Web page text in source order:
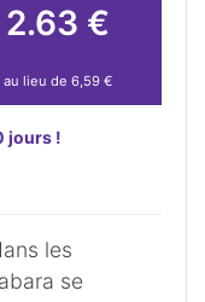
2.63 €
au lieu de 6,59 €
jours !
les
se